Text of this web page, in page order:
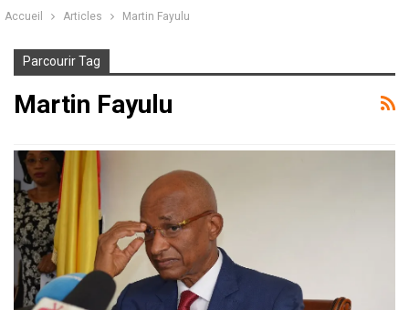
Accueil Articles Martin Fayulu
Parcourir Tag
Martin Fayulu